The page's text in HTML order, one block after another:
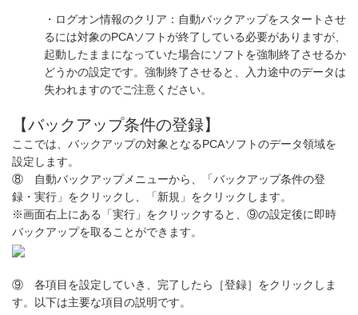
・ログオン情報のクリア：自動バックアップをスタートさせ
るには対象のPCAソフトが終了している必要がありますが、
起動したままになっていた場合にソフトを強制終了させるか
どうかの設定です。強制終了させると、入力途中のデータは
失われますのでご注意ください。
【バックアップ条件の登録】
ここでは、バックアップの対象となるPCAソフトのデータ領域を
設定します。
⑧ 自動バックアップメニューから、「バックアップ条件の登
録・実行」をクリックし、「新規」をクリックします。
※画面右上にある「実行」をクリックすると、⑨の設定後に即時
バックアップを取ることができます。
⑨ 各項目を設定していき、完了したら［登録］をクリックしま
す。以下は主要な項目の説明です。